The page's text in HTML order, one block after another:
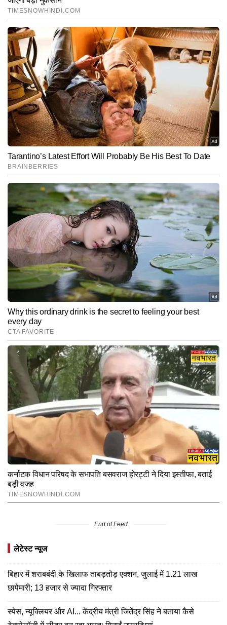
End of Feed
लेटेस्ट न्यूज
बिहार में शराबबंदी के खिलाफ ताबड़तोड़ एक्शन, जुलाई में 1.21 लाख
छापेमारी; 13 हजार से ज्यादा गिरफ्तार
स्पेस, न्यूक्लियर और AI... केंद्रीय मंत्री जितेंद्र सिंह ने बताया कैसे